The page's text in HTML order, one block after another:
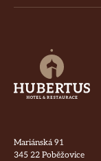
Mariánská 91
345 22 Poběžovice